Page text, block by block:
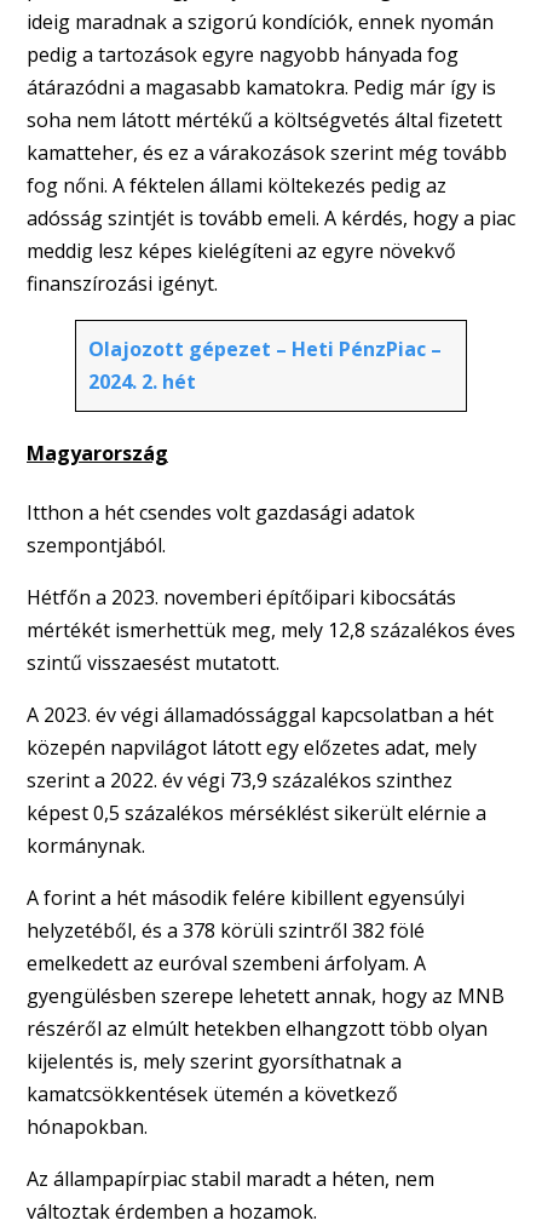
ideig maradnak a szigorú kondíciók, ennek nyomán
pedig a tartozások egyre nagyobb hányada fog
átárazódni a magasabb kamatokra. Pedig már így is
soha nem látott mértékű a költségvetés által fizetett
kamatteher, és ez a várakozások szerint még tovább
fog nőni. A féktelen állami költekezés pedig az
adósság szintjét is tovább emeli. A kérdés, hogy a piac
meddig lesz képes kielégíteni az egyre növekvő
finanszírozási igényt.
Olajozott gépezet – Heti PénzPiac –
2024. 2. hét
Magyarország
Itthon a hét csendes volt gazdasági adatok
szempontjából.
Hétfőn a 2023. novemberi építőipari kibocsátás
mértékét ismerhettük meg, mely 12,8 százalékos éves
szintű visszaesést mutatott.
A 2023. év végi államadóssággal kapcsolatban a hét
közepén napvilágot látott egy előzetes adat, mely
szerint a 2022. év végi 73,9 százalékos szinthez
képest 0,5 százalékos mérséklést sikerült elérnie a
kormánynak.
A forint a hét második felére kibillent egyensúlyi
helyzetéből, és a 378 körüli szintről 382 fölé
emelkedett az euróval szembeni árfolyam. A
gyengülésben szerepe lehetett annak, hogy az MNB
részéről az elmúlt hetekben elhangzott több olyan
kijelentés is, mely szerint gyorsíthatnak a
kamatcsökkentések ütemén a következő
hónapokban.
Az állampapírpiac stabil maradt a héten, nem
változtak érdemben a hozamok.